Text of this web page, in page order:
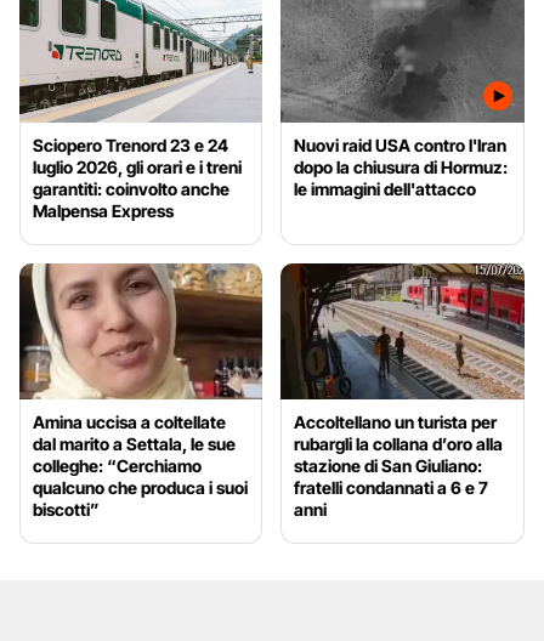
Sciopero Trenord 23 e 24
luglio 2026, gli orari e i treni
garantiti: coinvolto anche
Malpensa Express
Nuovi raid USA contro l'Iran
dopo la chiusura di Hormuz:
le immagini dell'attacco
Amina uccisa a coltellate
dal marito a Settala, le sue
colleghe: “Cerchiamo
qualcuno che produca i suoi
biscotti”
Accoltellano un turista per
rubargli la collana d’oro alla
stazione di San Giuliano:
fratelli condannati a 6 e 7
anni